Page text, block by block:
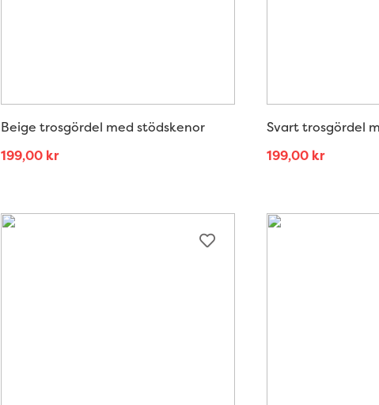
Beige trosgördel med stödskenor
199,00 kr
Svart trosgördel
199,00 kr